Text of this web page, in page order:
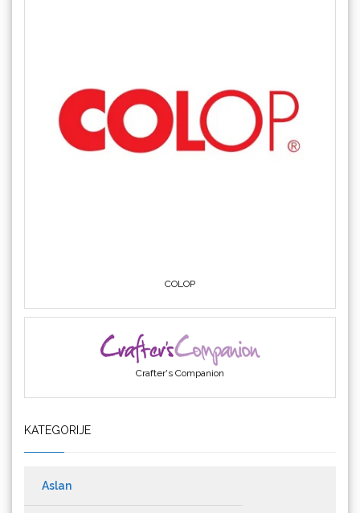
COLOP
Crafter's Companion
KATEGORIJE
Aslan